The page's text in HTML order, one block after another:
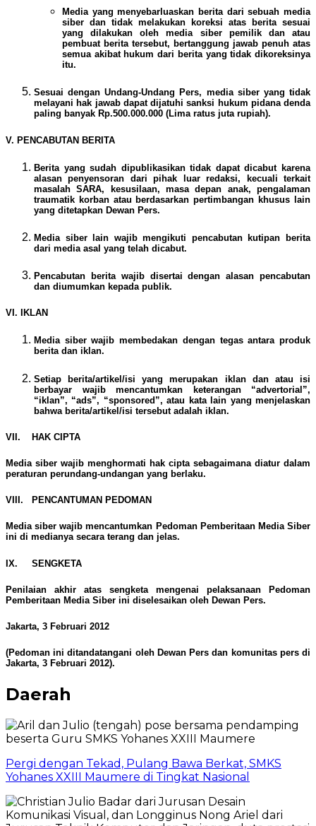
Media yang menyebarluaskan berita dari sebuah media
siber dan tidak melakukan koreksi atas berita sesuai
yang dilakukan oleh media siber pemilik dan atau
pembuat berita tersebut, bertanggung jawab penuh atas
semua akibat hukum dari berita yang tidak dikoreksinya
itu.
Sesuai dengan Undang-Undang Pers, media siber yang tidak
melayani hak jawab dapat dijatuhi sanksi hukum pidana denda
paling banyak Rp.500.000.000 (Lima ratus juta rupiah).
V. PENCABUTAN BERITA
Berita yang sudah dipublikasikan tidak dapat dicabut karena
alasan penyensoran dari pihak luar redaksi, kecuali terkait
masalah SARA, kesusilaan, masa depan anak, pengalaman
traumatik korban atau berdasarkan pertimbangan khusus lain
yang ditetapkan Dewan Pers.
Media siber lain wajib mengikuti pencabutan kutipan berita
dari media asal yang telah dicabut.
Pencabutan berita wajib disertai dengan alasan pencabutan
dan diumumkan kepada publik.
VI. IKLAN
Media siber wajib membedakan dengan tegas antara produk
berita dan iklan.
Setiap berita/artikel/isi yang merupakan iklan dan atau isi
berbayar wajib mencantumkan keterangan “advertorial”,
“iklan”, “ads”, “sponsored”, atau kata lain yang menjelaskan
bahwa berita/artikel/isi tersebut adalah iklan.
VII. HAK CIPTA
Media siber wajib menghormati hak cipta sebagaimana diatur dalam
peraturan perundang-undangan yang berlaku.
VIII. PENCANTUMAN PEDOMAN
Media siber wajib mencantumkan Pedoman Pemberitaan Media Siber
ini di medianya secara terang dan jelas.
IX. SENGKETA
Penilaian akhir atas sengketa mengenai pelaksanaan Pedoman
Pemberitaan Media Siber ini diselesaikan oleh Dewan Pers.
Jakarta, 3 Februari 2012
(Pedoman ini ditandatangani oleh Dewan Pers dan komunitas pers di
Jakarta, 3 Februari 2012).
Daerah
Pergi dengan Tekad, Pulang Bawa Berkat, SMKS
Yohanes XXIII Maumere di Tingkat Nasional